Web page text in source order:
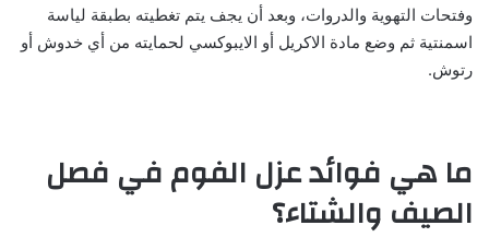
وفتحات التهوية والدروات، وبعد أن يجف يتم تغطيته بطبقة لياسة
اسمنتية ثم وضع مادة الاكريل أو الايبوكسي لحمايته من أي خدوش أو
رتوش.
ما هي فوائد عزل الفوم في فصل
الصيف والشتاء؟